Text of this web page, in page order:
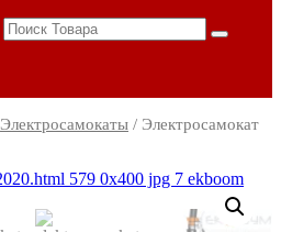
Search
for:
Электросамокаты / Электросамокат